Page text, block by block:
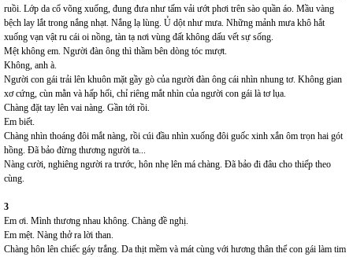
ruồi. Lớp da cổ võng xuống, đung đưa như tấm vải ướt phơi trên sào quần áo. Mầu vàng
bệch lay lắt trong nắng nhạt. Nắng lạ lùng. Ủ dột như mưa. Những mảnh mưa khô hắt
xuống vạn vật ru cái oi nồng, tàn tạ nơi vùng đất không dấu vết sự sống.
Mệt không em. Người đàn ông thì thầm bên dòng tóc mượt.
Không, anh à.
Người con gái trải lên khuôn mặt gầy gò của người đàn ông cái nhìn nhung tơ. Không gian
xơ cứng, cùn mằn và hấp hối, chỉ riêng mắt nhìn của người con gái là tơ lụa.
Chàng đặt tay lên vai nàng. Gần tới rồi.
Em biết.
Chàng nhìn thoáng đôi mắt nàng, rồi cúi đầu nhìn xuống đôi guốc xinh xắn ôm trọn hai gót
hồng. Đã bảo đừng thương người ta...
Nàng cười, nghiêng người ra trước, hôn nhẹ lên má chàng. Đã bảo đi đâu cho thiếp theo
cùng.
3
Em ơi. Mình thương nhau không. Chàng đề nghị.
Em mệt. Nàng thở ra lời than.
Chàng hôn lên chiếc gáy trắng. Da thịt mềm và mát cùng với hương thân thể con gái làm tim